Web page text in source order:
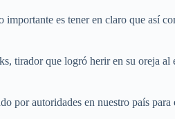
es tener en claro que así
tirador que logró herir en su oreja
por autoridades en nuestro país